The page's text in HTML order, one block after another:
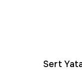
Sert